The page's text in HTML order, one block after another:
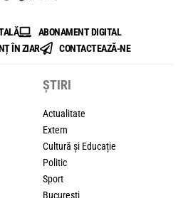
ABONAMENT DIGITAL
ÎN ZIAR
CONTACTEAZĂ-NE
ȘTIRI
Actualitate
Extern
Cultură și Educație
Politic
Sport
București